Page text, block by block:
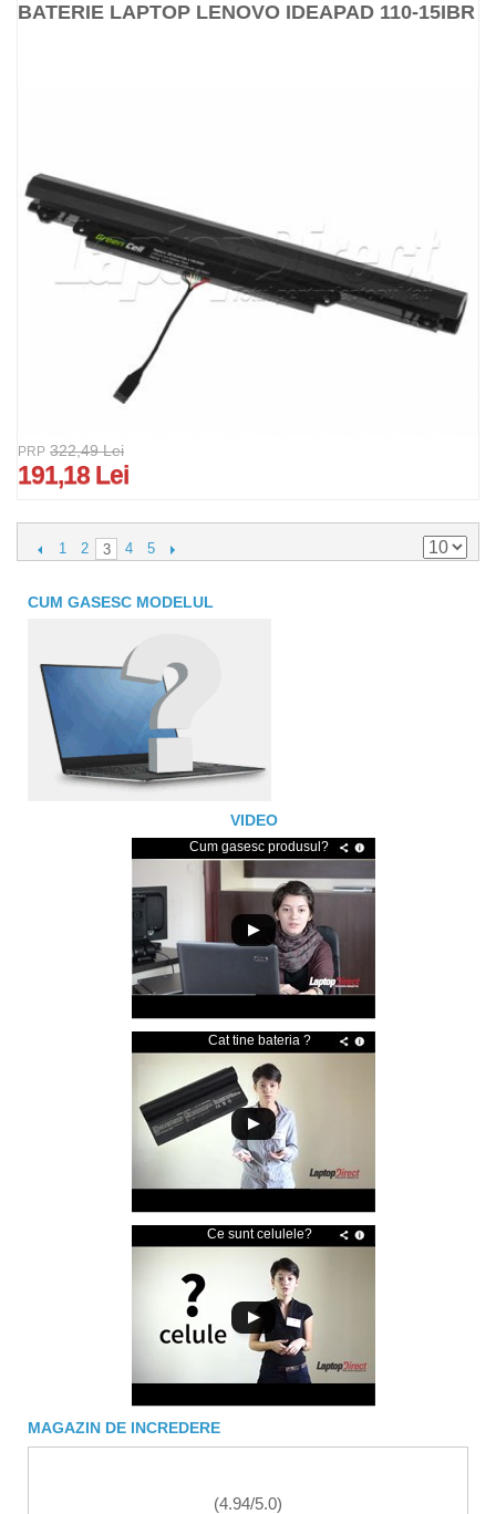
BATERIE LAPTOP LENOVO IDEAPAD 110-15IBR
PRP 322,49 Lei
191,18 Lei
1 2 3 4 5
CUM GASESC MODELUL
VIDEO
Cum gasesc produsul?
Cat tine bateria ?
Ce sunt celulele?
MAGAZIN DE INCREDERE
(4.94/5.0)